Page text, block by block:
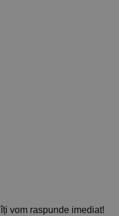
vom raspunde imediat!